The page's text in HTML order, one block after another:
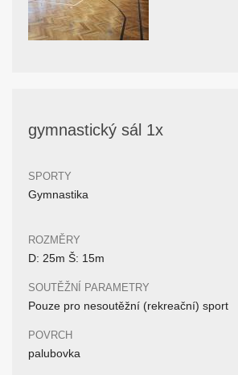
gymnastický sál 1x
SPORTY
Gymnastika
ROZMĚRY
D: 25m Š: 15m
SOUTĚŽNÍ PARAMETRY
Pouze pro nesoutěžní (rekreační) sport
POVRCH
palubovka